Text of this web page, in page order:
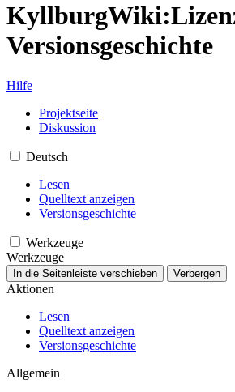
Versionsgeschichte
Hilfe
Projektseite
Diskussion
Deutsch
Lesen
Quelltext anzeigen
Versionsgeschichte
Werkzeuge
Werkzeuge
In die Seitenleiste verschieben Verbergen
Aktionen
Lesen
Quelltext anzeigen
Versionsgeschichte
Allgemein